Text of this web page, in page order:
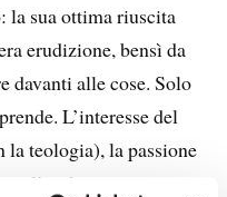
la sua ottima riuscita
erudizione, bensì da
davanti alle cose. Solo
L’interesse del
la teologia), la passione
l’esclamazione